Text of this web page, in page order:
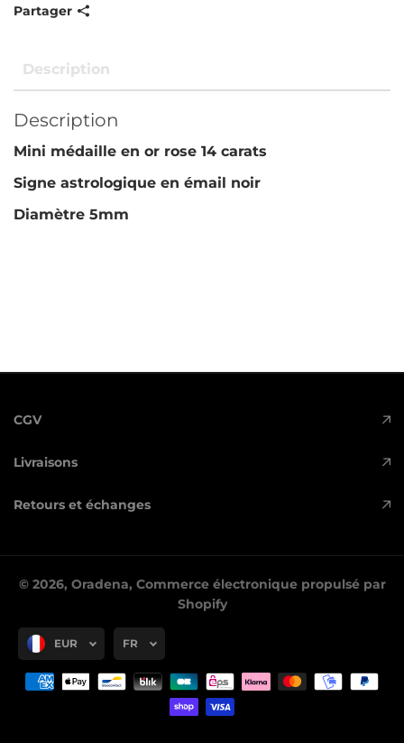
Partager
Description
Description
Mini médaille en or rose 14 carats
Signe astrologique en émail noir
Diamètre 5mm
CGV
Livraisons
Retours et échanges
© 2026, Oradena, Commerce électronique propulsé par
Shopify
EUR FR